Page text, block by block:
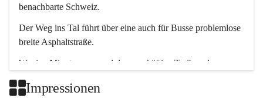
benachbarte Schweiz.
Der Weg ins Tal führt über eine auch für Busse problemlose
breite Asphaltstraße.
Wenige Minuten nur, und das geschäftige Treiben der
Impressionen